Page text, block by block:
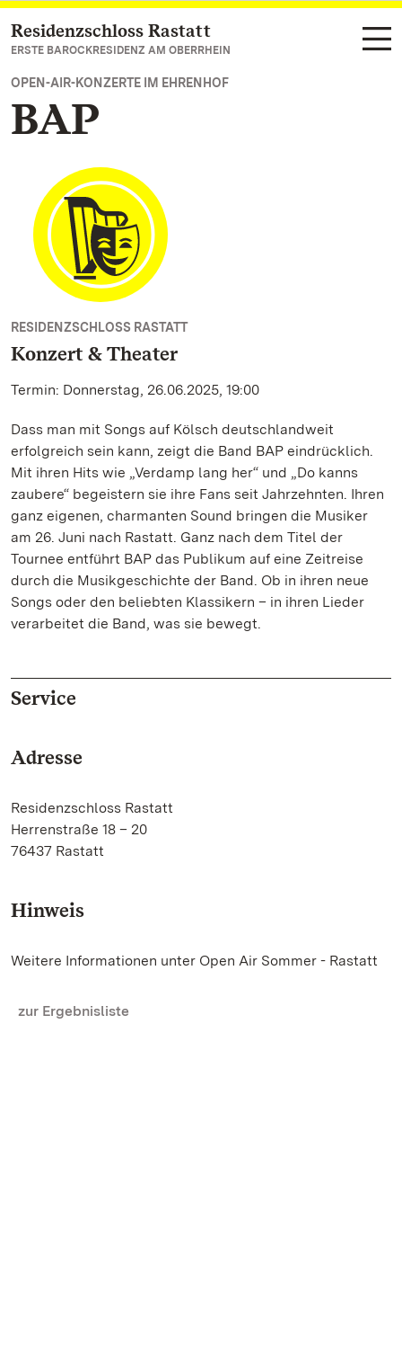
Zum Hauptinhalt springen
Residenzschloss Rastatt
ERSTE BAROCKRESIDENZ AM OBERRHEIN
OPEN-AIR-KONZERTE IM EHRENHOF
BAP
RESIDENZSCHLOSS RASTATT
Konzert & Theater
Termin: Donnerstag, 26.06.2025, 19:00
Dass man mit Songs auf Kölsch deutschlandweit
erfolgreich sein kann, zeigt die Band BAP eindrücklich.
Mit ihren Hits wie „Verdamp lang her“ und „Do kanns
zaubere“ begeistern sie ihre Fans seit Jahrzehnten. Ihren
ganz eigenen, charmanten Sound bringen die Musiker
am 26. Juni nach Rastatt. Ganz nach dem Titel der
Tournee entführt BAP das Publikum auf eine Zeitreise
durch die Musikgeschichte der Band. Ob in ihren neue
Songs oder den beliebten Klassikern – in ihren Lieder
verarbeitet die Band, was sie bewegt.
Service
Adresse
Residenzschloss Rastatt
Herrenstraße 18 – 20
76437 Rastatt
Hinweis
Weitere Informationen unter Open Air Sommer - Rastatt
zur Ergebnisliste